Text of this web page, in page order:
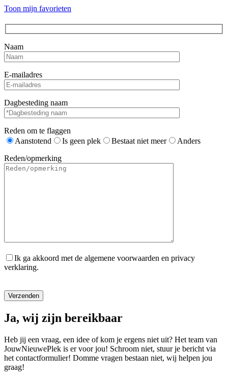
Toon mijn favorieten
Naam
E-mailadres
Dagbesteding naam
Reden om te flaggen
Aanstotend
Is geen plek Bestaat niet meer
Anders
Reden/opmerking
Ik ga akkoord met de algemene voorwaarden en privacy
verklaring.
Ja, wij zijn bereikbaar
Heb jij een vraag, een idee of kom je ergens niet uit? Het team van
JouwNieuwePlek is er voor jou! Schroom niet, stuur je bericht via
het contactformulier! Domme vragen bestaan niet, wij helpen jou
graag!